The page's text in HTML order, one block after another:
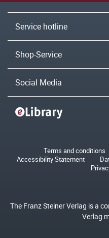
Service hotline
Shop-Service
Social Media
Terms and conditions
Accessibility Statement
The Franz Steiner Verlag is a
Verlag